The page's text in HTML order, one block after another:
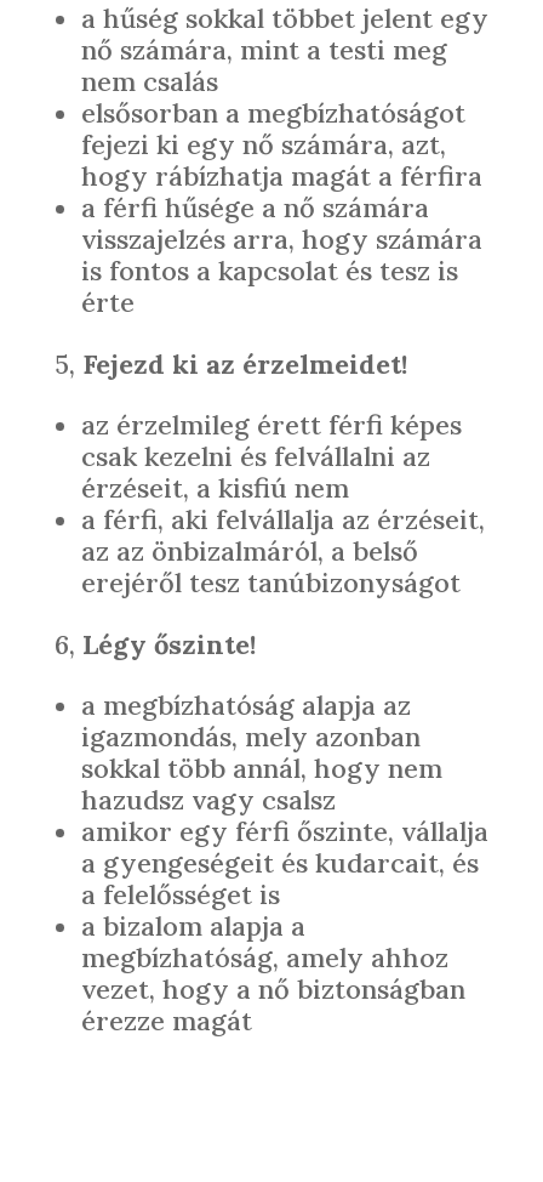
a hűség sokkal többet jelent egy
nő számára, mint a testi meg
nem csalás
elsősorban a megbízhatóságot
fejezi ki egy nő számára, azt,
hogy rábízhatja magát a férfira
a férfi hűsége a nő számára
visszajelzés arra, hogy számára
is fontos a kapcsolat és tesz is
érte
5, Fejezd ki az érzelmeidet!
az érzelmileg érett férfi képes
csak kezelni és felvállalni az
érzéseit, a kisfiú nem
a férfi, aki felvállalja az érzéseit,
az az önbizalmáról, a belső
erejéről tesz tanúbizonyságot
6, Légy őszinte!
a megbízhatóság alapja az
igazmondás, mely azonban
sokkal több annál, hogy nem
hazudsz vagy csalsz
amikor egy férfi őszinte, vállalja
a gyengeségeit és kudarcait, és
a felelősséget is
a bizalom alapja a
megbízhatóság, amely ahhoz
vezet, hogy a nő biztonságban
érezze magát